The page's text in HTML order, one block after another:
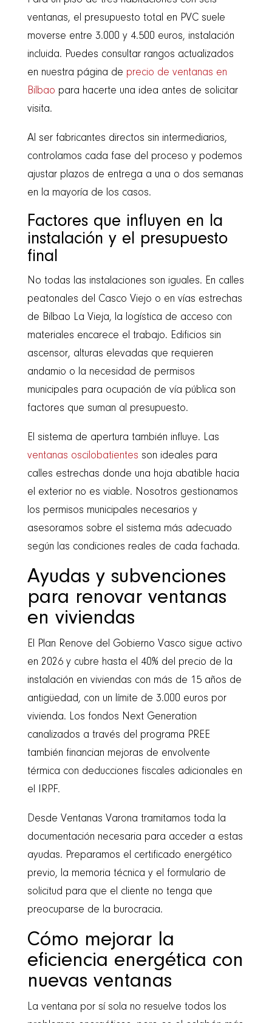
ventanas, el presupuesto total en PVC suele
moverse entre 3.000 y 4.500 euros, instalación
incluida. Puedes consultar rangos actualizados
en nuestra página de precio de ventanas en
Bilbao para hacerte una idea antes de solicitar
visita.
Al ser fabricantes directos sin intermediarios,
controlamos cada fase del proceso y podemos
ajustar plazos de entrega a una o dos semanas
en la mayoría de los casos.
Factores que influyen en la
instalación y el presupuesto
final
No todas las instalaciones son iguales. En calles
peatonales del Casco Viejo o en vías estrechas
de Bilbao La Vieja, la logística de acceso con
materiales encarece el trabajo. Edificios sin
ascensor, alturas elevadas que requieren
andamio o la necesidad de permisos
municipales para ocupación de vía pública son
factores que suman al presupuesto.
El sistema de apertura también influye. Las
ventanas oscilobatientes son ideales para
calles estrechas donde una hoja abatible hacia
el exterior no es viable. Nosotros gestionamos
los permisos municipales necesarios y
asesoramos sobre el sistema más adecuado
según las condiciones reales de cada fachada.
Ayudas y subvenciones
para renovar ventanas
en viviendas
El Plan Renove del Gobierno Vasco sigue activo
en 2026 y cubre hasta el 40% del precio de la
instalación en viviendas con más de 15 años de
antigüedad, con un límite de 3.000 euros por
vivienda. Los fondos Next Generation
canalizados a través del programa PREE
también financian mejoras de envolvente
térmica con deducciones fiscales adicionales en
el IRPF.
Desde Ventanas Varona tramitamos toda la
documentación necesaria para acceder a estas
ayudas. Preparamos el certificado energético
previo, la memoria técnica y el formulario de
solicitud para que el cliente no tenga que
preocuparse de la burocracia.
Cómo mejorar la
eficiencia energética con
nuevas ventanas
La ventana por sí sola no resuelve todos los